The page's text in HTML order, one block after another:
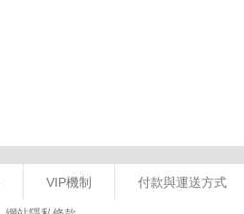
VIP機制 付款與運送方式